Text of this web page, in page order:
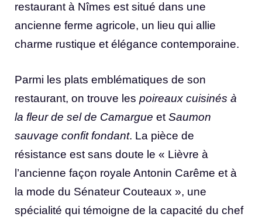
restaurant à Nîmes est situé dans une
ancienne ferme agricole, un lieu qui allie
charme rustique et élégance contemporaine.
Parmi les plats emblématiques de son
restaurant, on trouve les poireaux cuisinés à
la fleur de sel de Camargue et Saumon
sauvage confit fondant. La pièce de
résistance est sans doute le « Lièvre à
l’ancienne façon royale Antonin Carême et à
la mode du Sénateur Couteaux », une
spécialité qui témoigne de la capacité du chef